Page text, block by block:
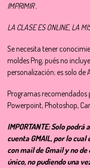
IMPRIMIR .
LA CLASE ES ONLINE, LA
Se necesita tener
moldes Png, pués no
personalización; es solo de
Programas recomendados
Powerpoint, Photoshop,
IMPORTANTE: Solo
cuenta GMAIL, por lo
con mail de Gmail y no de
único, no pudiendo una